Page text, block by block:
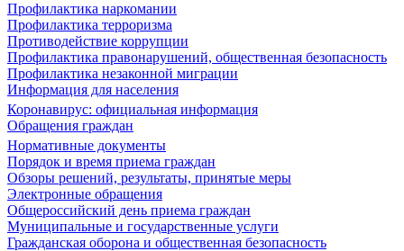
Профилактика наркомании
Профилактика терроризма
Противодействие коррупции
Профилактика правонарушений, общественная безопасность
Профилактика незаконной миграции
Информация для населения
Коронавирус: официальная информация
Обращения граждан
Нормативные документы
Порядок и время приема граждан
Обзоры решений, результаты, принятые меры
Электронные обращения
Общероссийский день приема граждан
Муниципальные и государственные услуги
Гражданская оборона и общественная безопасность